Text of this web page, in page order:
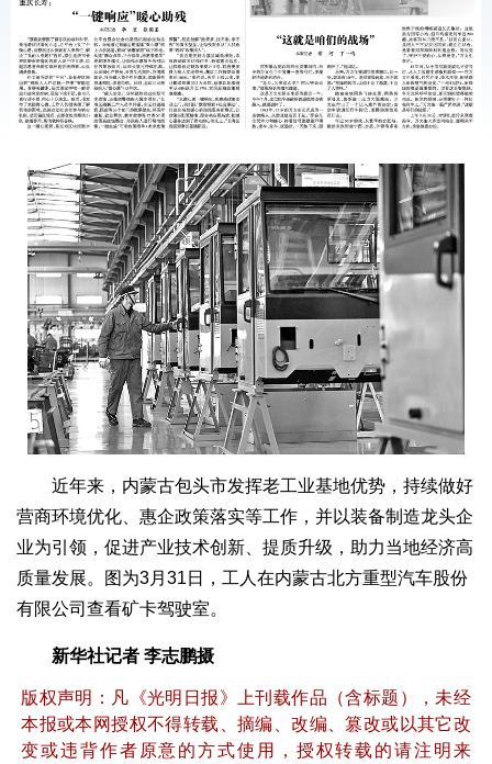
近年来，内蒙古包头市发挥老工业基地优势，持续做好
营商环境优化、惠企政策落实等工作，并以装备制造龙头企
业为引领，促进产业技术创新、提质升级，助力当地经济高
质量发展。图为3月31日，工人在内蒙古北方重型汽车股份
有限公司查看矿卡驾驶室。
新华社记者 李志鹏摄
版权声明：凡《光明日报》上刊载作品（含标题），未经
本报或本网授权不得转载、摘编、改编、篡改或以其它改
变或违背作者原意的方式使用，授权转载的请注明来